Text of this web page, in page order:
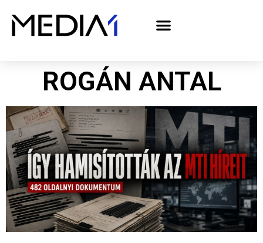
ROGÁN ANTAL